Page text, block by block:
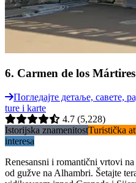
6. Carmen de los Mártires
Погледајте детаље, савете,
ture i karte
4.7 (5,228)
Istorijska znamenitostTuristička
interesa
Renesansni i romantični vrtovi
od gužve na Alhambri. Šetajte